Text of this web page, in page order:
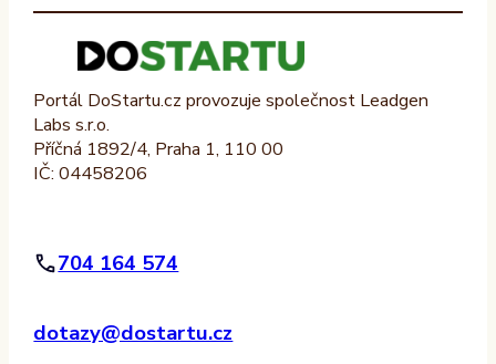
Portál DoStartu.cz provozuje společnost Leadgen
Labs s.r.o.
Příčná 1892/4, Praha 1, 110 00
IČ: 04458206
704 164 574
dotazy@dostartu.cz